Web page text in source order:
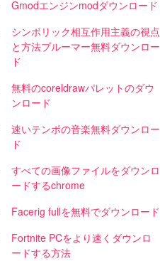
Gmodエンジンmodダウンロード
シンボリック相互作用主義の視点
と方法ブルーマー無料ダウンロー
ド
無料のcoreldrawパレットのダウ
ンロード
速いテンポの音楽無料ダウンロー
ド
すべての画像ファイルをダウンロ
ードするchrome
Facerig fullを無料でダウンロード
Fortnite PCをよ​​り速くダウンロ
ードする方法